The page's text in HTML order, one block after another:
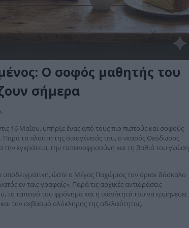
Ο σοφός μαθητής του
σήμερα
,
16 Μαΐου, υπήρξε ένας από τους πιο πιστούς και σοφούς
τα πλούτη της οικογένειάς του, ο νεαρός Θεόδωρος
την εγκράτεια, την ταπεινοφροσύνη και τη βαθιά του γνώση
ώστε ο Μέγας Παχώμιος τον όρισε δάσκαλο
εν ταις γραφαίς». Παρά τις αρχικές αντιδράσεις
ταπεινό του φρόνημα και η ικανότητά του να ερμηνεύει
τον σεβασμό ολόκληρης της αδελφότητας.